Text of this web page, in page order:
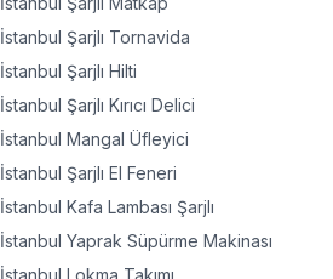
İstanbul Şarjlı Tornavida
İstanbul Şarjlı Hilti
İstanbul Şarjlı Kırıcı Delici
İstanbul Mangal Üfleyici
İstanbul Şarjlı El Feneri
İstanbul Kafa Lambası Şarjlı
İstanbul Yaprak Süpürme Makinası
İstanbul Lokma Takımı